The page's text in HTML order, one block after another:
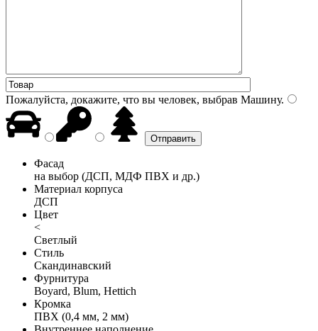
Пожалуйста, докажите, что вы человек, выбрав Машину.
Фасад
на выбор (ДСП, МДФ ПВХ и др.)
Материал корпуса
ДСП
Цвет
<
Светлый
Стиль
Скандинавский
Фурнитура
Boyard, Blum, Hettich
Кромка
ПВХ (0,4 мм, 2 мм)